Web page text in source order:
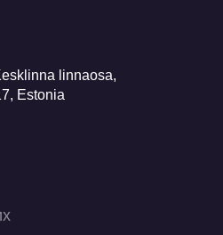
linnaosa,
Estonia